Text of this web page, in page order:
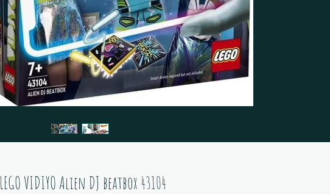
LEGO VIDIYO Alien DJ beatbox 43104